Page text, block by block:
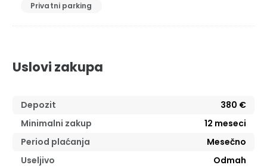
Privatni parking
Uslovi zakupa
Depozit
380 €
Minimalni zakup
12 meseci
Period plaćanja
Mesečno
Useljivo
Odmah